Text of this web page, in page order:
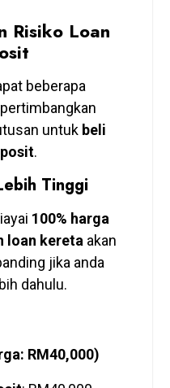
Risiko Loan
beberapa
untuk beli
.
Tinggi
100% harga
loan kereta akan
jika anda
dahulu.
RM40,000)